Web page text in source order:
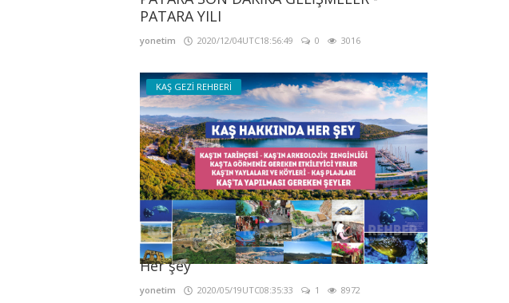
PATARA YILI
yonetim 2020/12/04UTC18:56:49 0 3016
KAŞ GEZİ REHBERİ
Kaş Tanıtım - Kaş Rehberi - Kaş Hakkında
Her şey
yonetim 2020/05/19UTC08:35:33 1 8972